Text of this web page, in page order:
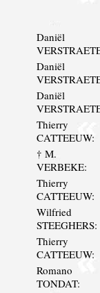
Daniël
Daniël
Daniël
Thierry
CATTEEUW:
† M.
VERBEKE:
Thierry
CATTEEUW:
Wilfried
STEEGHERS:
Thierry
CATTEEUW:
Romano
TONDAT: